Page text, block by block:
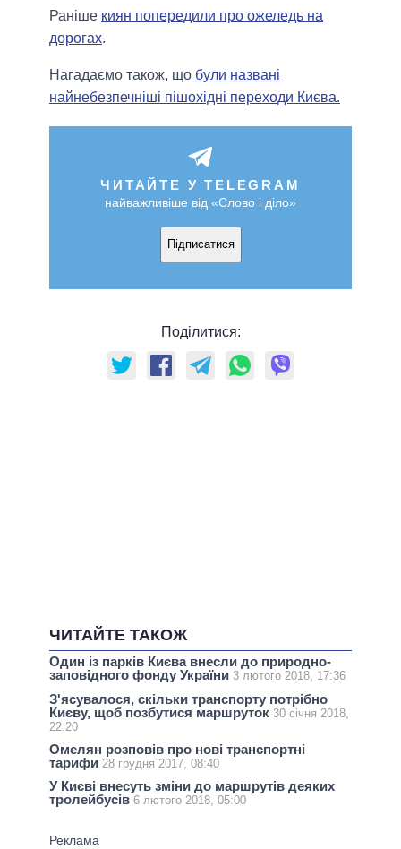
Раніше киян попередили про ожеледь на
дорогах.
Нагадаємо також, що були названі
найнебезпечніші пішохідні переходи Києва.
ЧИТАЙТЕ У TELEGRAM
найважливіше від «Слово і діло»
Підписатися
Поділитися:
ЧИТАЙТЕ ТАКОЖ
Один із парків Києва внесли до природно-
заповідного фонду України 3 лютого 2018, 17:36
З'ясувалося, скільки транспорту потрібно
Києву, щоб позбутися маршруток 30 січня 2018,
22:20
Омелян розповів про нові транспортні
тарифи 28 грудня 2017, 08:40
У Києві внесуть зміни до маршрутів деяких
тролейбусів 6 лютого 2018, 05:00